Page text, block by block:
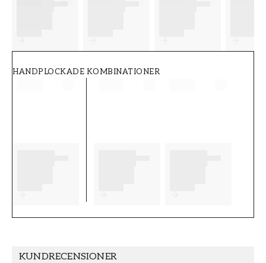
HANDPLOCKADE KOMBINATIONER
KUNDRECENSIONER